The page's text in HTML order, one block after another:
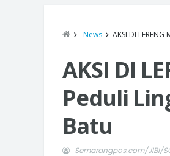
News AKSI DI
AKSI DI
Peduli
Batu
Semarangpos.com/JIBI/